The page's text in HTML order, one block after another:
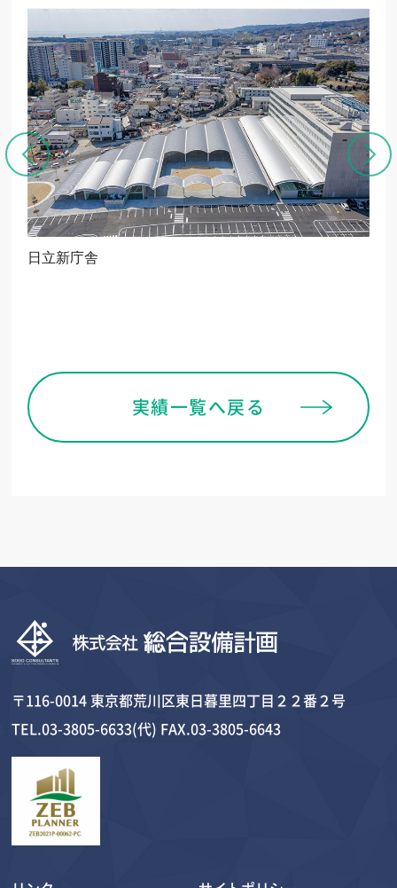
日立新庁舎
実績一覧へ戻る
〒116-0014 東京都荒川区東日暮里四丁目２２番２号
TEL.03-3805-6633(代) FAX.03-3805-6643